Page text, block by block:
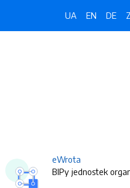
UA EN DE
eWrota
BIPy jednostek